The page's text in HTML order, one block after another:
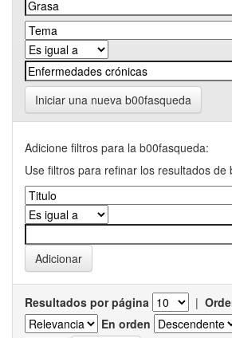
Iniciar una nueva b00fasqueda
Adicione filtros para la b00fasqueda:
Use filtros para refinar los resultados de
Resultados por página |
En orden